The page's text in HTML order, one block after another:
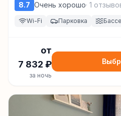
8.7 Очень хорошо· 1
Wi-Fi Парковка
от
7 832 ₽
за ночь